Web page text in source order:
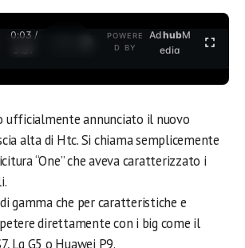
0:04 /
3:37
POWERE
D BY
AdhubM
edia
ufficialmente annunciato il nuovo
alta di Htc. Si chiama semplicemente
“One” che aveva caratterizzato i
gamma che per caratteristiche e
direttamente con i big come il
Lg G5 o Huawei P9.